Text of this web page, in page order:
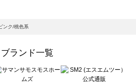
ハルバイサマンサモスモス）の一覧
スモス ブルー）の一覧
シック）の一覧
ンク/桃色系
ブランド一覧